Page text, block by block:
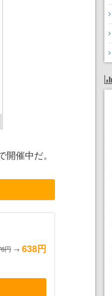
催中だ。
円 → 638円